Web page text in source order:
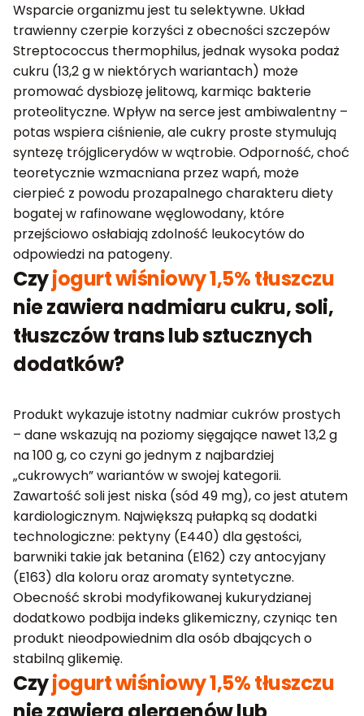
Wsparcie organizmu jest tu selektywne. Układ
trawienny czerpie korzyści z obecności szczepów
Streptococcus thermophilus, jednak wysoka podaż
cukru (13,2 g w niektórych wariantach) może
promować dysbiozę jelitową, karmiąc bakterie
proteolityczne. Wpływ na serce jest ambiwalentny –
potas wspiera ciśnienie, ale cukry proste stymulują
syntezę trójglicerydów w wątrobie. Odporność, choć
teoretycznie wzmacniana przez wapń, może
cierpieć z powodu prozapalnego charakteru diety
bogatej w rafinowane węglowodany, które
przejściowo osłabiają zdolność leukocytów do
odpowiedzi na patogeny.
Czyjogurt wiśniowy 1,5% tłuszczu
nie zawiera nadmiaru cukru, soli,
tłuszczów trans lub sztucznych
dodatków?
Produkt wykazuje istotny nadmiar cukrów prostych
– dane wskazują na poziomy sięgające nawet 13,2 g
na 100 g, co czyni go jednym z najbardziej
„cukrowych” wariantów w swojej kategorii.
Zawartość soli jest niska (sód 49 mg), co jest atutem
kardiologicznym. Największą pułapką są dodatki
technologiczne: pektyny (E440) dla gęstości,
barwniki takie jak betanina (E162) czy antocyjany
(E163) dla koloru oraz aromaty syntetyczne.
Obecność skrobi modyfikowanej kukurydzianej
dodatkowo podbija indeks glikemiczny, czyniąc ten
produkt nieodpowiednim dla osób dbających o
stabilną glikemię.
Czyjogurt wiśniowy 1,5% tłuszczu